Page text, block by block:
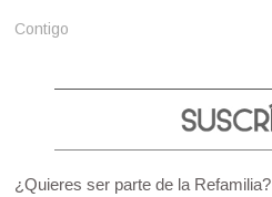
Contigo
¿Quieres ser parte de la Refamilia?